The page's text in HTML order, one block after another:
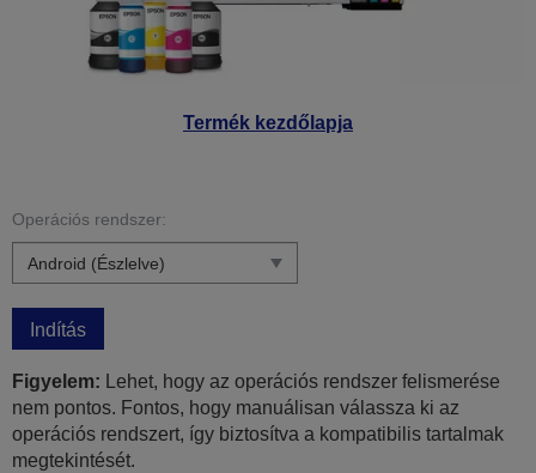
Termék kezdőlapja
Operációs rendszer:
Indítás
Figyelem: Lehet, hogy az operációs rendszer felismerése
nem pontos. Fontos, hogy manuálisan válassza ki az
operációs rendszert, így biztosítva a kompatibilis tartalmak
megtekintését.